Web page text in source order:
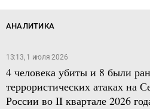
АНАЛИТИКА
13:13, 1 июля 2026
4 человека убиты и 8 были
террористических атаках на
России во II квартале 2026